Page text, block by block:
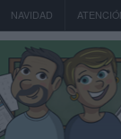
NAVIDAD